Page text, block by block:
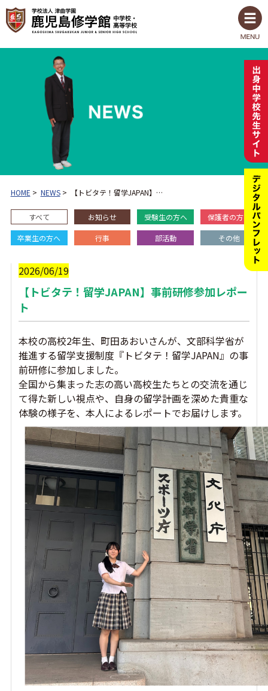
HOME > NEWS> 【トビタテ！留学JAPAN】…
すべて お知らせ 受験生の方へ 保護者の方へ
卒業生の方へ 行事 部活動 その他
2026/06/19
【トビタテ！留学JAPAN】事前研修参加レポー
ト
本校の高校2年生、町田あおいさんが、文部科学省が
推進する留学支援制度『トビタテ！留学JAPAN』の事
前研修に参加しました。
全国から集まった志の高い高校生たちとの交流を通じ
て得た新しい視点や、自身の留学計画を深めた貴重な
体験の様子を、本人によるレポートでお届けします。